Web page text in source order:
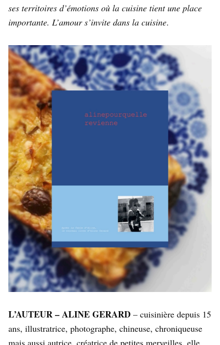
ses territoires d’émotions où la cuisine tient une place
importante. L’amour s’invite dans la cuisine.
L’AUTEUR – ALINE GERARD – cuisinière depuis 15
ans, illustratrice, photographe, chineuse, chroniqueuse
mais aussi autrice, créatrice de petites merveilles, elle